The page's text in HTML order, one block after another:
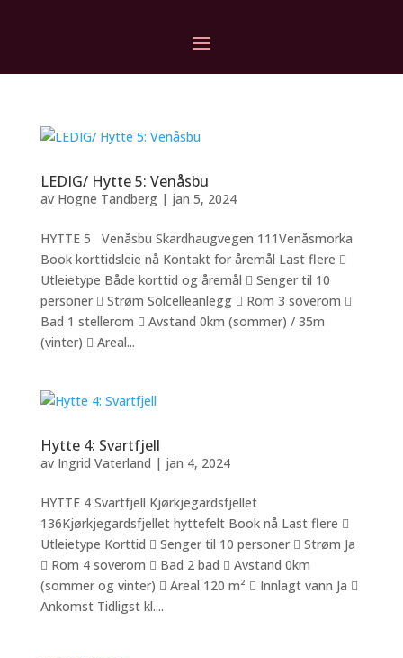
LEDIG/ Hytte 5: Venåsbu
av Hogne Tandberg| jan 5, 2024
HYTTE 5 Venåsbu Skardhaugvegen 111Venåsmorka
Book korttidsleie nå Kontakt for åremål Last flere 
Utleietype Både korttid og åremål  Senger til 10
personer  Strøm Solcelleanlegg  Rom 3 soverom 
Bad 1 stellerom  Avstand 0km (sommer) / 35m
(vinter)  Areal...
Hytte 4: Svartfjell
av Ingrid Vaterland | jan 4, 2024
HYTTE 4 Svartfjell Kjørkjegardsfjellet
136Kjørkjegardsfjellet hyttefelt Book nå Last flere 
Utleietype Korttid  Senger til 10 personer  Strøm Ja
 Rom 4 soverom  Bad 2 bad  Avstand 0km
(sommer og vinter)  Areal 120 m²  Innlagt vann Ja 
Ankomst Tidligst kl....